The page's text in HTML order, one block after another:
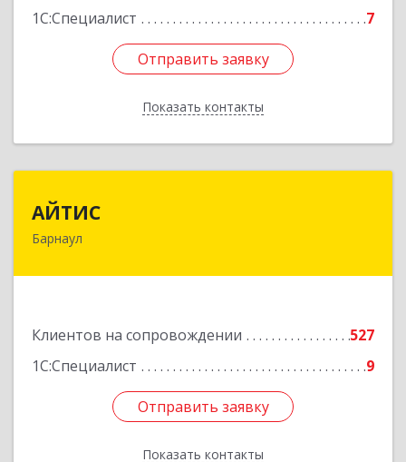
1С:Специалист
7
Отправить заявку
Показать контакты
Отправить заявку
Назад
АЙТИС
Барнаул
Клиентов на сопровождении
527
1С:Специалист
9
Отправить заявку
Показать контакты
656067, Алтайский край, Барнаул г, Взлетная ул,
Отправить заявку
Назад